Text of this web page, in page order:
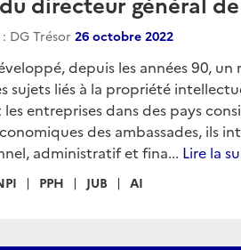
DG Trésor 26 octobre 2022
depuis les années 90,
sujets liés à la propriété
entreprises dans des pays
des ambassades, ils
administratif et fina... Lire la
PPH JUB AI